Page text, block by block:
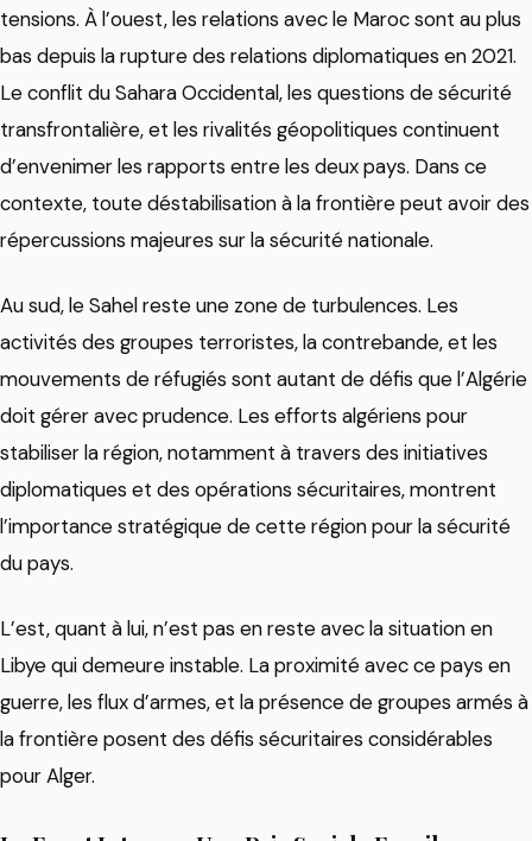
tensions. À l’ouest, les relations avec le Maroc sont au plus
bas depuis la rupture des relations diplomatiques en 2021.
Le conflit du Sahara Occidental, les questions de sécurité
transfrontalière, et les rivalités géopolitiques continuent
d’envenimer les rapports entre les deux pays. Dans ce
contexte, toute déstabilisation à la frontière peut avoir des
répercussions majeures sur la sécurité nationale.
Au sud, le Sahel reste une zone de turbulences. Les
activités des groupes terroristes, la contrebande, et les
mouvements de réfugiés sont autant de défis que l’Algérie
doit gérer avec prudence. Les efforts algériens pour
stabiliser la région, notamment à travers des initiatives
diplomatiques et des opérations sécuritaires, montrent
l’importance stratégique de cette région pour la sécurité
du pays.
L’est, quant à lui, n’est pas en reste avec la situation en
Libye qui demeure instable. La proximité avec ce pays en
guerre, les flux d’armes, et la présence de groupes armés à
la frontière posent des défis sécuritaires considérables
pour Alger.